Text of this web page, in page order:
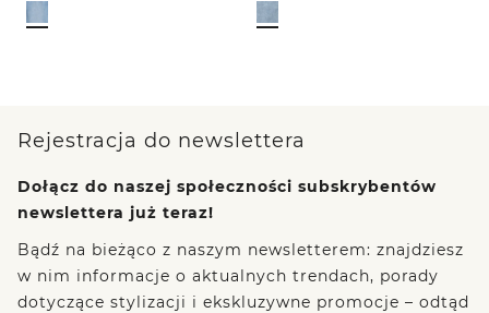
Rejestracja do newslettera
Dołącz do naszej społeczności subskrybentów
newslettera już teraz!
Bądź na bieżąco z naszym newsletterem: znajdziesz
w nim informacje o aktualnych trendach, porady
dotyczące stylizacji i ekskluzywne promocje – odtąd